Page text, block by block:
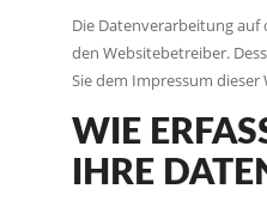
Die Datenverarbeitung auf
den Websitebetreiber.
Sie dem Impressum
WIE
IHRE